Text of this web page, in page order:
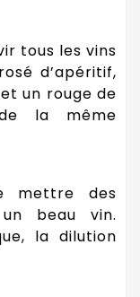
tous les vins
d’apéritif,
un rouge de
la même
mettre des
beau vin.
la dilution